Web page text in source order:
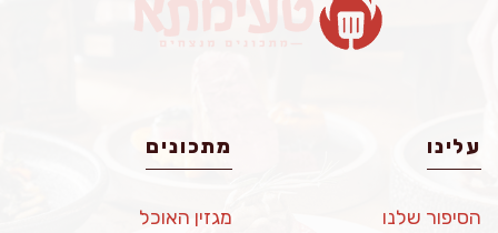
עלינו
הסיפור שלנו
מתכונים
מגזין האוכל